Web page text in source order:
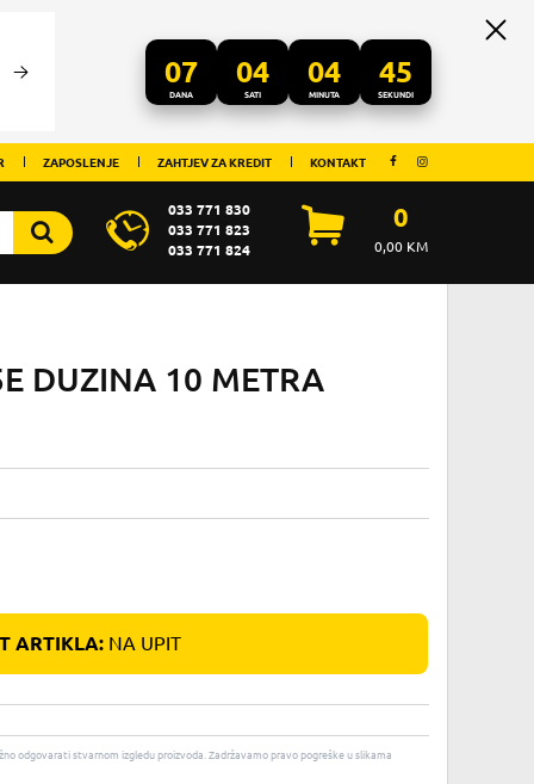
07
DANA
04
SATI
04
MINUTA
45
SEKUNDI
ZAPOSLENJE ZAHTJEV ZA KREDIT KONTAKT
033 771 830
033 771 823
033 771 824
0
0,00KM
DUZINA 10 METRA
ARTIKLA:NA UPIT
odgovarati stvarnom izgledu proizvoda. Zadržavamo pravo pogreške u slikama